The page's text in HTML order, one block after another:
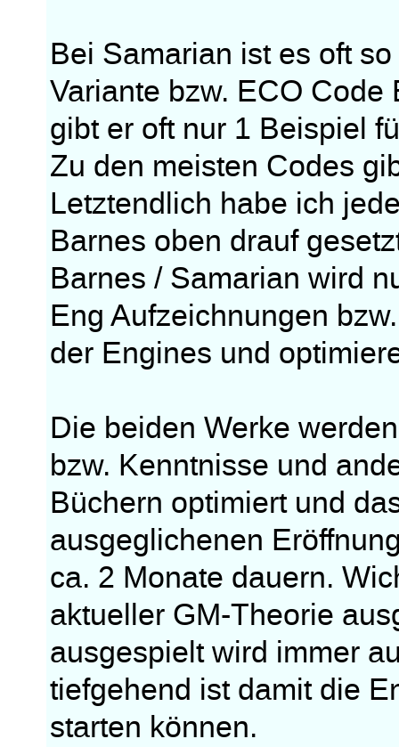
Bei Samarian ist es oft
Variante bzw. ECO
gibt er oft nur 1 Beispiel
Zu den meisten Codes
Letztendlich habe ich
Barnes oben drauf
Barnes / Samarian wird
Eng Aufzeichnungen
der Engines und
Die beiden Werke
bzw. Kenntnisse und
Büchern optimiert und
ausgeglichenen
ca. 2 Monate dauern.
aktueller GM-Theorie
ausgespielt wird immer
tiefgehend ist damit die
starten können.